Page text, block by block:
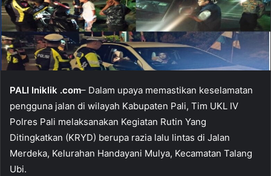
PALI Iniklik .com– Dalam upaya memastikan keselamatan
pengguna jalan di wilayah Kabupaten Pali, Tim UKL IV
Polres Pali melaksanakan Kegiatan Rutin Yang
Ditingkatkan (KRYD) berupa razia lalu lintas di Jalan
Merdeka, Kelurahan Handayani Mulya, Kecamatan Talang
Ubi.